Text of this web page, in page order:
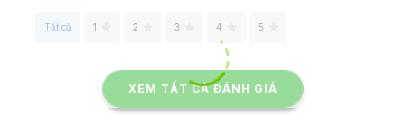
Tất cả 1 2 3 4 5
XEM TẤT CẢ ĐÁNH GIÁ